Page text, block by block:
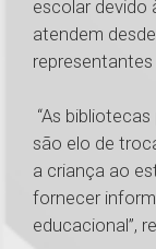
escolar devido
atendem
representantes
“As
são elo de
a criança ao
fornecer
educacional”,